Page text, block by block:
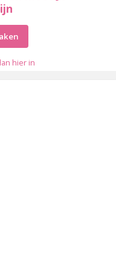
hier in